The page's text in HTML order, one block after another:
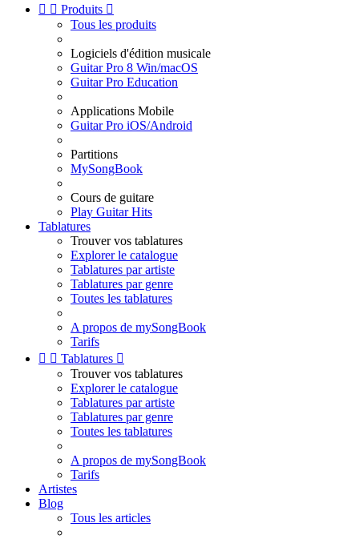
  Produits 
Tous les produits
Logiciels d'édition musicale
Guitar Pro 8 Win/macOS
Guitar Pro Education
Applications Mobile
Guitar Pro iOS/Android
Partitions
MySongBook
Cours de guitare
Play Guitar Hits
Tablatures
Trouver vos tablatures
Explorer le catalogue
Tablatures par artiste
Tablatures par genre
Toutes les tablatures
A propos de mySongBook
Tarifs
  Tablatures 
Trouver vos tablatures
Explorer le catalogue
Tablatures par artiste
Tablatures par genre
Toutes les tablatures
A propos de mySongBook
Tarifs
Artistes
Blog
Tous les articles